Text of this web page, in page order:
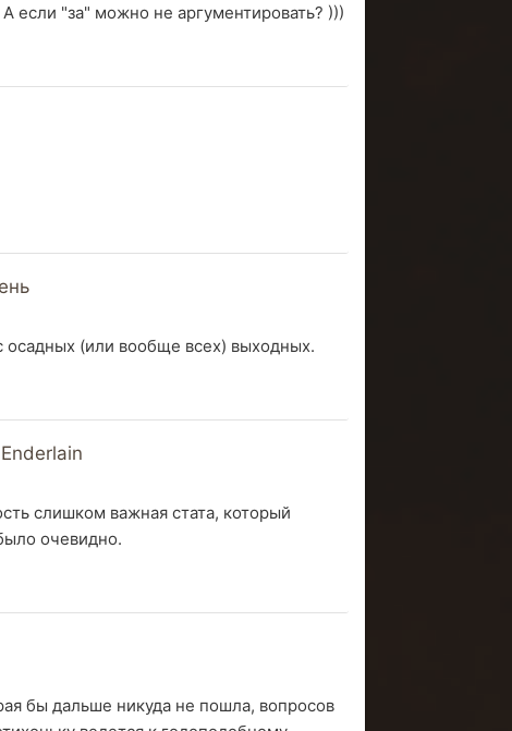
если "за" можно не аргументировать? )))
(или вообще всех) выходных.
слишком важная стата, который
очевидно.
бы дальше никуда не пошла, вопросов